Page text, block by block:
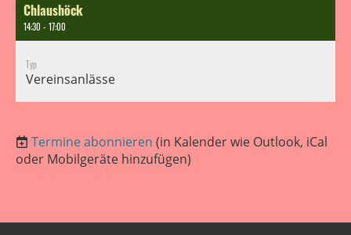
Chlaushöck
14:30 - 17:00
Typ
Vereinsanlässe
Termine abonnieren (in Kalender wie Outlook, iCal
oder Mobilgeräte hinzufügen)